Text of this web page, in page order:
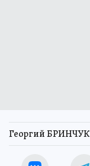
Георгий БРИНЧУК